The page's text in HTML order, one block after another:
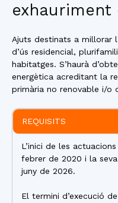
exhauriment
Ajuts destinats a millorar
d’ús residencial,
habitatges. S’haurà
energètica acreditant la
primària no renovable i/o
REQUISITS
L’inici de les
febrer de 2020 i la
juny de 2026.
El termini d’execució